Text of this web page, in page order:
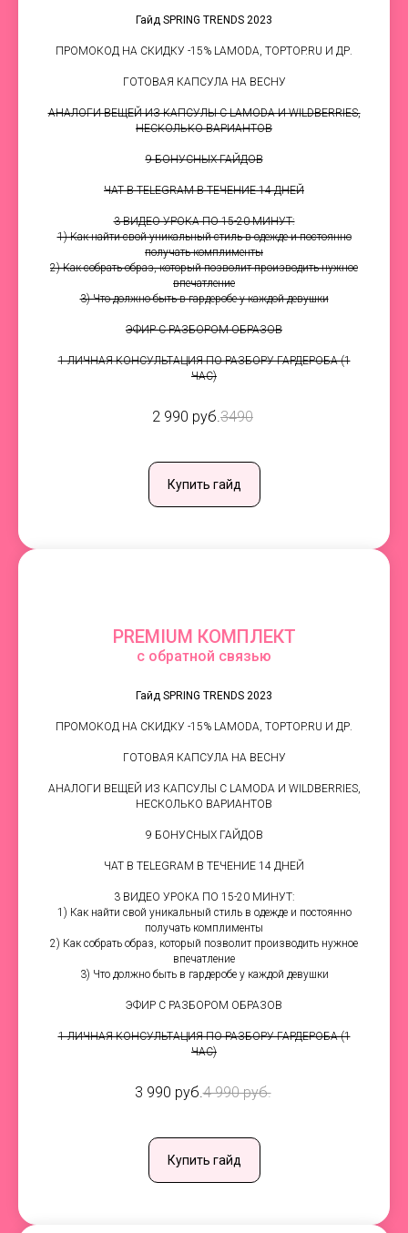
Гайд SPRING TRENDS 2023
ПРОМОКОД НА СКИДКУ -15% LAMODA, TOPTOP.RU И ДР.
ГОТОВАЯ КАПСУЛА НА ВЕСНУ
АНАЛОГИ ВЕЩЕЙ ИЗ КАПСУЛЫ С LAMODA И WILDBERRIES,
НЕСКОЛЬКО ВАРИАНТОВ
9 БОНУСНЫХ ГАЙДОВ
ЧАТ В TELEGRAM В ТЕЧЕНИЕ 14 ДНЕЙ
3 ВИДЕО УРОКА ПО 15-20 МИНУТ:
1) Как найти свой уникальный стиль в одежде и постоянно
получать комплименты
2) Как собрать образ, который позволит производить нужное
впечатление
3) Что должно быть в гардеробе у каждой девушки
ЭФИР С РАЗБОРОМ ОБРАЗОВ
1 ЛИЧНАЯ КОНСУЛЬТАЦИЯ ПО РАЗБОРУ ГАРДЕРОБА (1
ЧАС)
2 990 руб.3490
Купить гайд
PREMIUM КОМПЛЕКТ
с обратной связью
Гайд SPRING TRENDS 2023
ПРОМОКОД НА СКИДКУ -15% LAMODA, TOPTOP.RU И ДР.
ГОТОВАЯ КАПСУЛА НА ВЕСНУ
АНАЛОГИ ВЕЩЕЙ ИЗ КАПСУЛЫ С LAMODA И WILDBERRIES,
НЕСКОЛЬКО ВАРИАНТОВ
9 БОНУСНЫХ ГАЙДОВ
ЧАТ В TELEGRAM В ТЕЧЕНИЕ 14 ДНЕЙ
3 ВИДЕО УРОКА ПО 15-20 МИНУТ:
1) Как найти свой уникальный стиль в одежде и постоянно
получать комплименты
2) Как собрать образ, который позволит производить нужное
впечатление
3) Что должно быть в гардеробе у каждой девушки
ЭФИР С РАЗБОРОМ ОБРАЗОВ
1 ЛИЧНАЯ КОНСУЛЬТАЦИЯ ПО РАЗБОРУ ГАРДЕРОБА (1
ЧАС)
3 990 руб.4 990 руб.
Купить гайд